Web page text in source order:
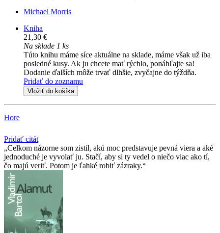
Michael Morris
Kniha
21,30 €
Na sklade 1 ks
Túto knihu máme síce aktuálne na sklade, máme však už iba
posledné kusy. Ak ju chcete mať rýchlo, ponáhľajte sa!
Dodanie ďalších môže trvať dlhšie, zvyčajne do týždňa.
Pridať do zoznamu
Vložiť do košíka
Hore
Pridať citát
Celkom názorne som zistil, akú moc predstavuje pevná viera a aké
jednoduché je vyvolať ju. Stačí, aby si ty vedel o niečo viac ako tí,
čo majú veriť. Potom je ľahké robiť zázraky.